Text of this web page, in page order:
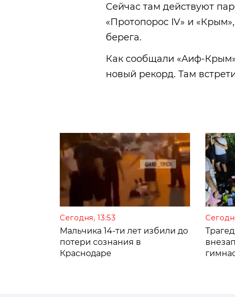
Сейчас там действуют
«Протопорос IV» и
берега.
Как сообщали «Аиф-
новый рекорд. Там
Сегодня, 13:53
Мальчика 14-ти лет избили до
потери сознания в
Краснодаре